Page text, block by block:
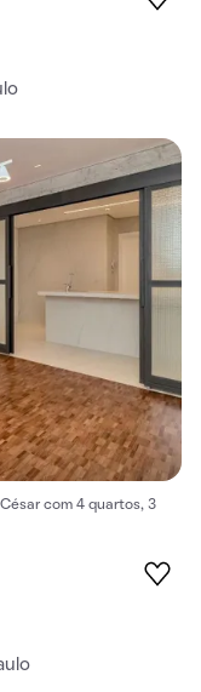
com 4 quartos, 3